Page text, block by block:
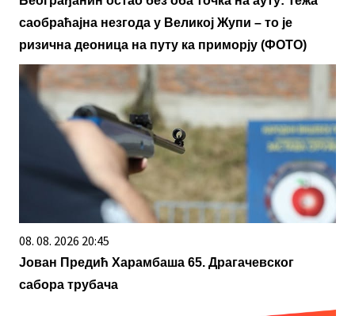
саобраћајна незгода у Великој Жупи – то је
ризична деоница на путу ка приморју (ФОТО)
08. 08. 2026 20:45
Јован Предић Харамбаша 65. Драгачевског
сабора трубача